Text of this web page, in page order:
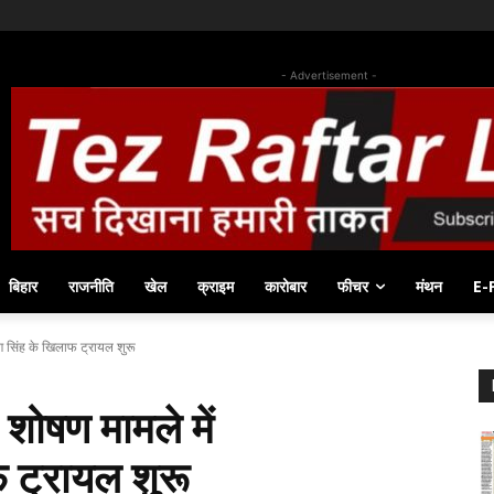
- Advertisement -
बिहार राजनीति खेल क्राइम कारोबार फीचर मंथन E-
सिंह के खिलाफ ट्रायल शुरू
शोषण मामले में
ट्रायल शुरू